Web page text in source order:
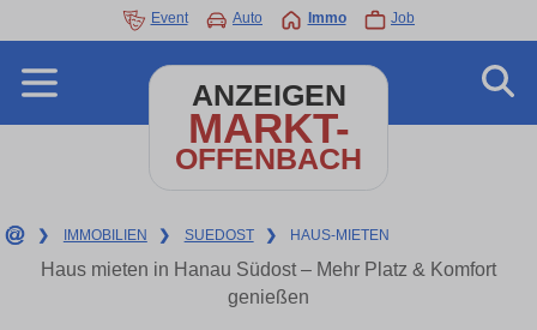
Event Auto Immo Job
ANZEIGEN
MARKT-
OFFENBACH
❯ IMMOBILIEN ❯ SUEDOST ❯ HAUS-MIETEN
Haus mieten in Hanau Südost – Mehr Platz & Komfort
genießen